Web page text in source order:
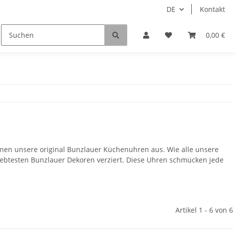
DE Kontakt
0,00 €
unsere original Bunzlauer Küchenuhren aus. Wie alle unsere
Bunzlauer Dekoren verziert. Diese Uhren schmücken jede
Artikel 1 - 6 von 6